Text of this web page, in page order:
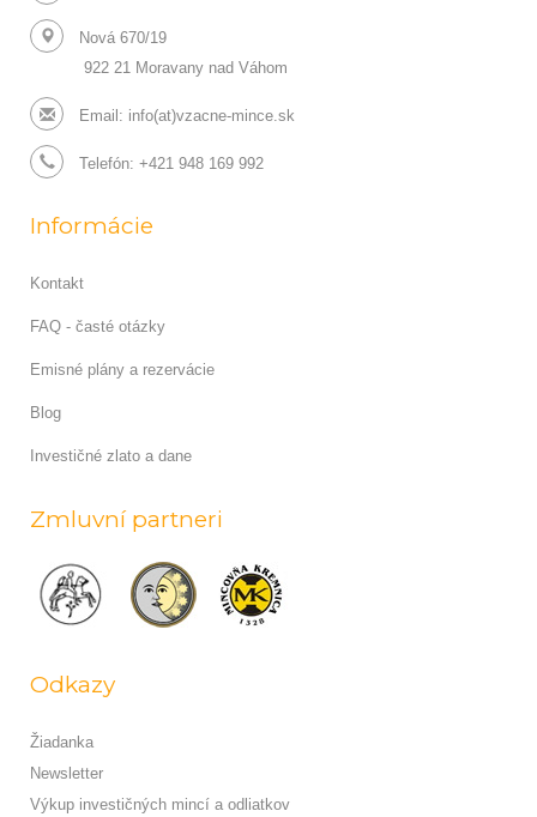
Nová 670/19
922 21 Moravany nad Váhom
Email: info(at)vzacne-mince.sk
Telefón: +421 948 169 992
Informácie
Kontakt
FAQ - časté otázky
Emisné plány a rezervácie
Blog
Investičné zlato a dane
Zmluvní partneri
Odkazy
Žiadanka
Newsletter
Výkup investičných mincí a odliatkov